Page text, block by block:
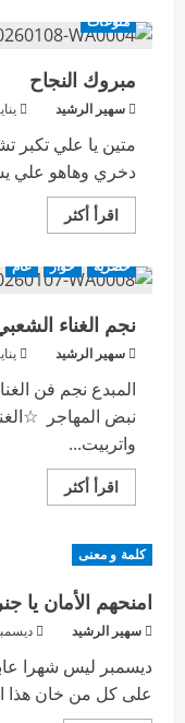
منوعات
مبروك النجاح
سهير الرشيد يناير 9,
متين يا علي تكبر
دخري وهاهو علي
اقرأ أكثر
حصرية حوار عام
نجم الغناء
سهير الرشيد يناير 8,
المبدع نجم فن
نبض المهاجر
واتربيت...
اقرأ أكثر
كلمة و معنى
امنحهم الأمان يا
سهير الرشيد ديسمبر 15,
ديسمبر ليس شهرا
على كل من خان هذا